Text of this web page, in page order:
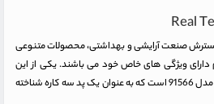
Real
گسترش صنعت آرایشی و بهداشتی، محصولات متنوعی
دارای ویژگی های خاص خود می باشند. یکی از این
محصولات، پد آرایشی ریل تکنیکس مدل 91566 است که به عنوان یک پد سه کاره شناخته